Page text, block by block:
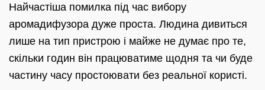
Найчастіша помилка під час вибору
аромадифузора дуже проста. Людина дивиться
лише на тип пристрою і майже не думає про те,
скільки годин він працюватиме щодня та чи буде
частину часу простоювати без реальної користі.